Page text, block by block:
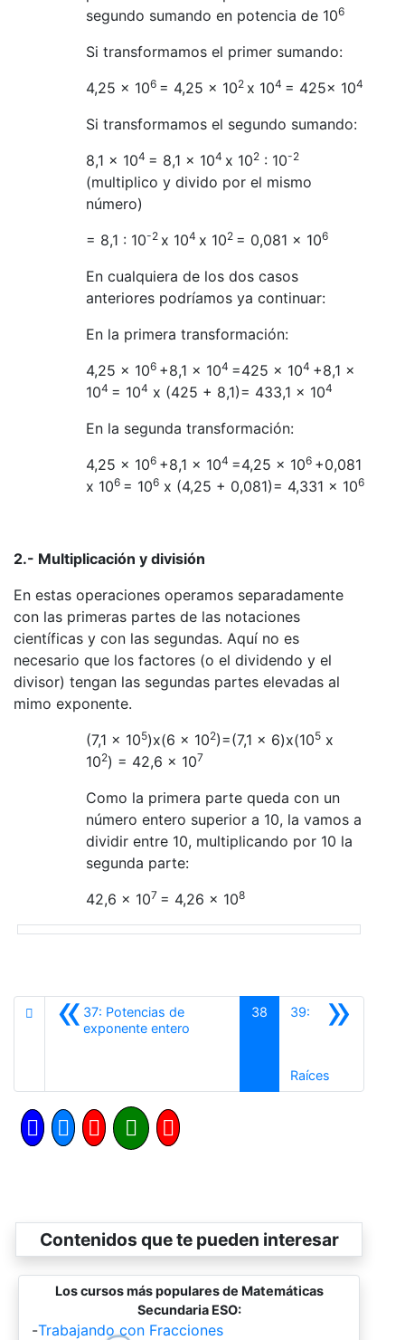
segundo sumando en potencia de 106
Si transformamos el primer sumando:
4,25 x 106 = 4,25 x 102 x 104 = 425x 104
Si transformamos el segundo sumando:
8,1 x 104 = 8,1 x 104 x 102 : 10-2
(multiplico y divido por el mismo
número)
= 8,1 : 10-2 x 104 x 102 = 0,081 x 106
En cualquiera de los dos casos
anteriores podríamos ya continuar:
En la primera transformación:
4,25 x 106 +8,1 x 104 =425 x 104 +8,1 x
104 = 104 x (425 + 8,1)= 433,1 x 104
En la segunda transformación:
4,25 x 106 +8,1 x 104 =4,25 x 106 +0,081
x 106 = 106 x (4,25 + 0,081)= 4,331 x 106
2.- Multiplicación y división
En estas operaciones operamos separadamente
con las primeras partes de las notaciones
científicas y con las segundas. Aquí no es
necesario que los factores (o el dividendo y el
divisor) tengan las segundas partes elevadas al
mimo exponente.
(7,1 x 105)x(6 x 102)=(7,1 x 6)x(105 x
102) = 42,6 x 107
Como la primera parte queda con un
número entero superior a 10, la vamos a
dividir entre 10, multiplicando por 10 la
segunda parte:
42,6 x 107 = 4,26 x 108
«37: Potencias de
exponente entero
38 »
39:
Raíces
Contenidos que te pueden interesar
Los cursos más populares de Matemáticas
Secundaria ESO:
-Trabajando con Fracciones